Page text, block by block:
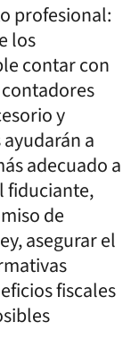
profesional:
los
contar con
y
a
adecuado a
fiduciante,
de
asegurar el
fiscales